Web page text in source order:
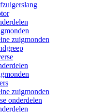
zuigmonden
zuigmonden
onderdelen